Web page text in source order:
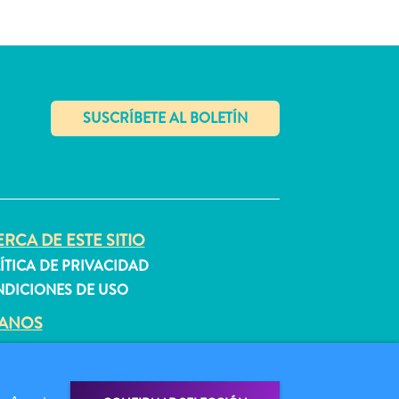
✕
DE ESTE SITIO
DE PRIVACIDAD
DE USO